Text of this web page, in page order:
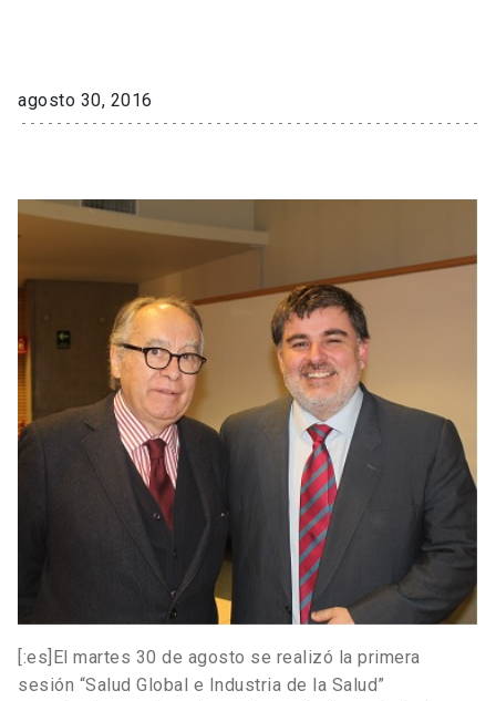
agosto 30, 2016
[:es]El martes 30 de agosto se realizó la primera
sesión “Salud Global e Industria de la Salud”